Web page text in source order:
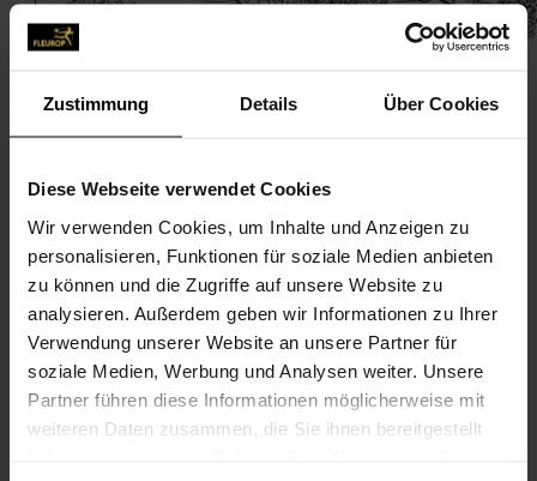
Zustimmung Details Über Cookies
Diese Webseite verwendet Cookies
Wir verwenden Cookies, um Inhalte und Anzeigen zu
personalisieren, Funktionen für soziale Medien anbieten
zu können und die Zugriffe auf unsere Website zu
analysieren. Außerdem geben wir Informationen zu Ihrer
Verwendung unserer Website an unsere Partner für
soziale Medien, Werbung und Analysen weiter. Unsere
Partner führen diese Informationen möglicherweise mit
weiteren Daten zusammen, die Sie ihnen bereitgestellt
KONTAKT
Lonzen & Heucher GmbH
Lonzen & Heucher GmbH Friedhofsgärtn.a. Stoffeler
Friedhof
Stoffeler Kapellenweg 302
40225 Düsseldorf